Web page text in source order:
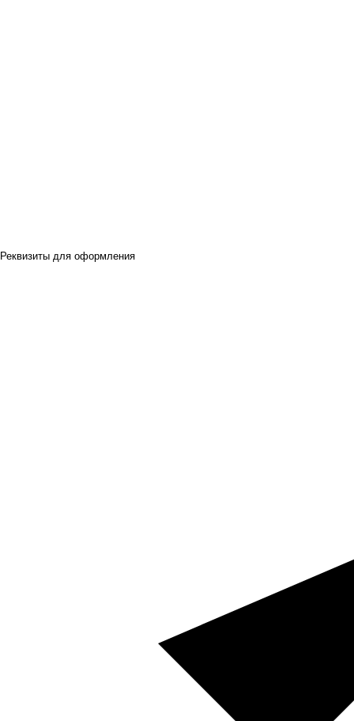
Реквизиты для оформления